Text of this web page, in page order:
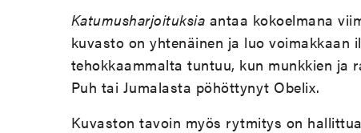
Katumusharjoituksia antaa kokoelmana
kuvasto on yhtenäinen ja luo voimakkaan
tehokkaammalta tuntuu, kun munkkien ja
Puh tai Jumalasta pöhöttynyt Obelix.
Kuvaston tavoin myös rytmitys on